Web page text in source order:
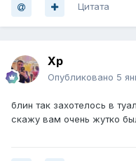
Цитата
Хр
Опубликовано 5
блин так захотелось в
скажу вам очень жутко